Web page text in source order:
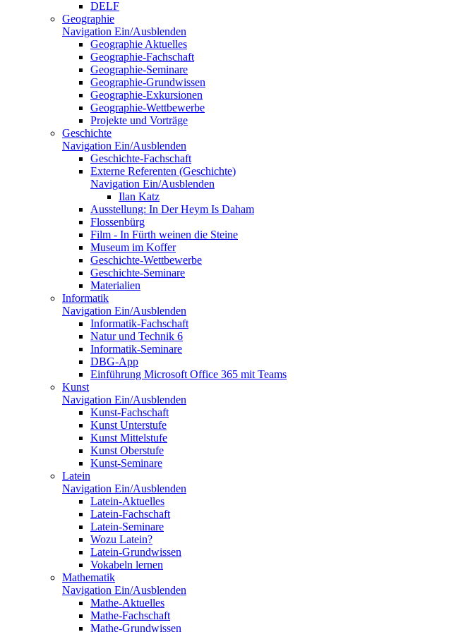
DELF
Geographie
Navigation Ein/Ausblenden
Geographie Aktuelles
Geographie-Fachschaft
Geographie-Seminare
Geographie-Grundwissen
Geographie-Exkursionen
Geographie-Wettbewerbe
Projekte und Vorträge
Geschichte
Navigation Ein/Ausblenden
Geschichte-Fachschaft
Externe Referenten (Geschichte)
Navigation Ein/Ausblenden
Ilan Katz
Ausstellung: In Der Heym Is Daham
Flossenbürg
Film - In Fürth weinen die Steine
Museum im Koffer
Geschichte-Wettbewerbe
Geschichte-Seminare
Materialien
Informatik
Navigation Ein/Ausblenden
Informatik-Fachschaft
Natur und Technik 6
Informatik-Seminare
DBG-App
Einführung Microsoft Office 365 mit Teams
Kunst
Navigation Ein/Ausblenden
Kunst-Fachschaft
Kunst Unterstufe
Kunst Mittelstufe
Kunst Oberstufe
Kunst-Seminare
Latein
Navigation Ein/Ausblenden
Latein-Aktuelles
Latein-Fachschaft
Latein-Seminare
Wozu Latein?
Latein-Grundwissen
Vokabeln lernen
Mathematik
Navigation Ein/Ausblenden
Mathe-Aktuelles
Mathe-Fachschaft
Mathe-Grundwissen